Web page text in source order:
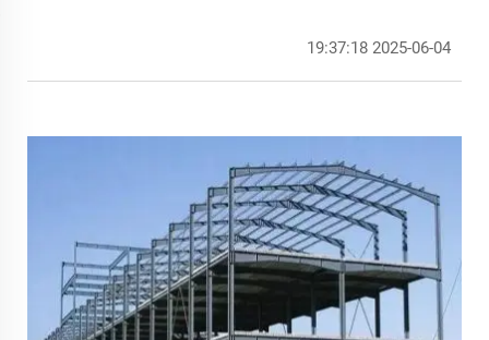
2025-06-04 19:37:18